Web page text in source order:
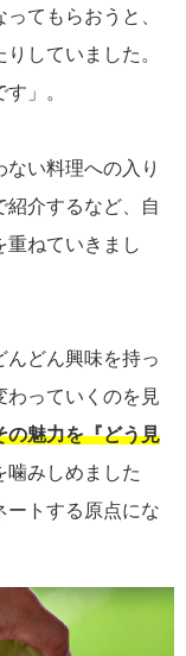
てもらおうと、
していました。
」。
い料理への入り
紹介するなど、自
重ねていきまし
んどん興味を持っ
わっていくのを見
の魅力を『どう見
噛みしめました
ートする原点にな